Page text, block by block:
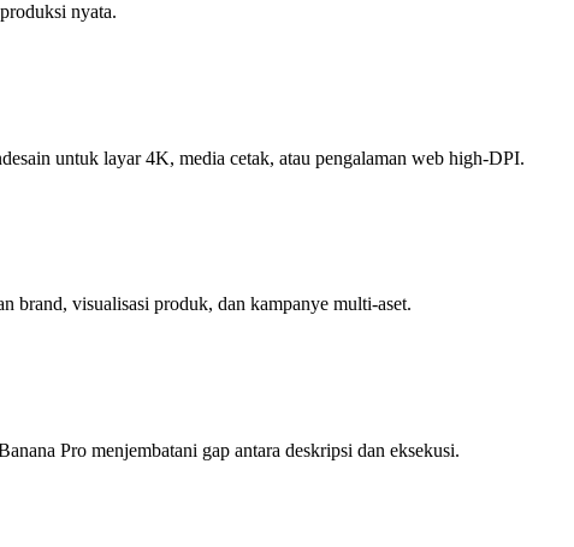
nyata.
untuk layar 4K, media cetak, atau pengalaman web high-DPI.
brand, visualisasi produk, dan kampanye multi-aset.
Pro menjembatani gap antara deskripsi dan eksekusi.